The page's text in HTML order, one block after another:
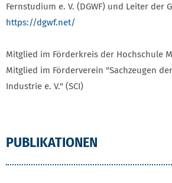
Fernstudium e. V. (DGWF) und Leiter der
https://dgwf.net/
Mitglied im Förderkreis der Hochschule
Mitglied im Förderverein "Sachzeugen
Industrie e. V." (SCI)
PUBLIKATIONEN